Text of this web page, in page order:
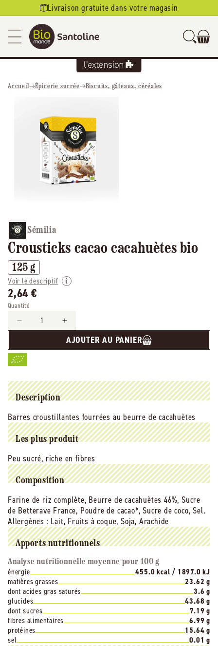
Ignorer et
passer au Livraison gratuite dans votre magasin
Accueil Épicerie sucrée Biscuits, gâteaux, céréales
Sémilia
Crousticks cacao cacahuètes bio
125 g
Voir le descriptif
2,64 €
Quantité
Réduire
de
Sémilia
-
Crousticks
cacahuètes
bio
-
125
g
Augmenter
la
quantité
-
Crousticks
cacahuètes
bio
-
g
AJOUTER AU PANIER
Description
Barres croustillantes fourrées au beurre de cacahuètes
Les plus produit
Peu sucré, riche en fibres
Composition
Farine de riz complète, Beurre de cacahuètes 46%, Sucre
de Betterave France, Poudre de cacao*, Sucre de coco, Sel.
Allergènes : Lait, Fruits à coque, Soja, Arachide
Apports nutritionnels
Analyse nutritionnelle moyenne pour 100 g
énergie
455.0 kcal / 1897.0 kJ
matières grasses
23.62 g
dont acides gras saturés
3.6 g
glucides
43.68 g
dont sucres
7.19 g
fibres alimentaires
6.99 g
protéines
15.64 g
sel
0.01 g